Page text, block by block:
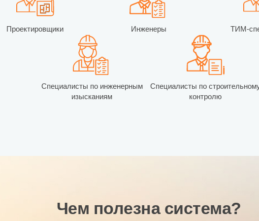
Проектировщики Инженеры ТИМ-
Специалисты по инженерным
изысканиям
Специалисты по
контролю
Чем полезна система?